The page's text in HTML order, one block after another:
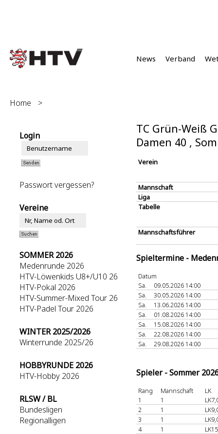
News Verband
Home >
Login
Passwort vergessen?
Vereine
SOMMER 2026
Medenrunde 2026
HTV-Löwenkids U8+/U10 26
HTV-Pokal 2026
HTV-Summer-Mixed Tour 26
HTV-Padel Tour 2026
WINTER 2025/2026
Winterrunde 2025/26
HOBBYRUNDE 2026
HTV-Hobby 2026
RLSW / BL
Bundesligen
Regionalligen
TC Grün-Weiß
Damen 40 ,
Verein
Mannschaft
Liga
Tabelle
Mannschaftsführer
Spieltermine -
Datum
Sa.
09.05.2026 14:00
Sa.
30.05.2026 14:00
Sa.
13.06.2026 14:00
Sa.
01.08.2026 14:00
Sa.
15.08.2026 14:00
Sa.
22.08.2026 14:00
Sa.
29.08.2026 14:00
Spieler - Sommer
Rang Mannschaft
LK
1
1
2
1
3
1
4
1